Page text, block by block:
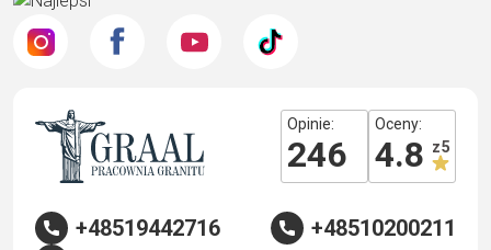
Opinie:
246
Oceny:
4.8 z 5
+48519442716
+48510200211